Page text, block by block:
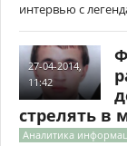
интервью с
27-04-2014,
11:42
стрелять в
Аналитика